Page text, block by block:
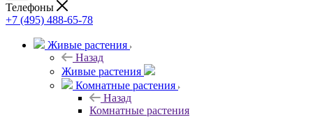
Телефоны
+7 (495) 488-65-78
Живые растения
Назад
Живые растения
Комнатные растения
Назад
Комнатные растения